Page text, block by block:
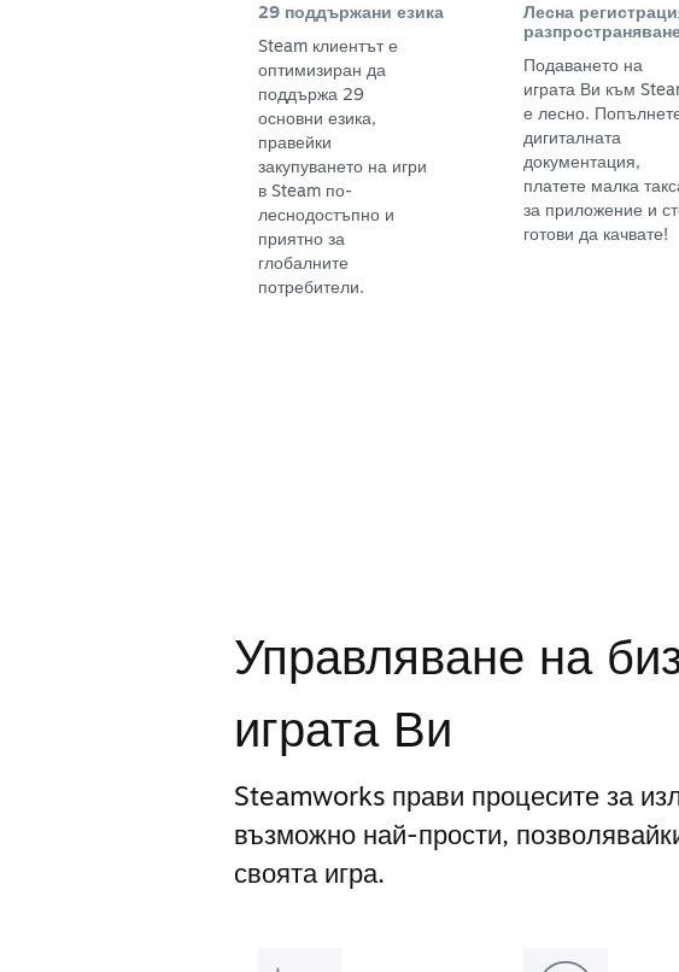
29 поддържани езика
Steam клиентът е
оптимизиран да
поддържа 29
основни езика,
правейки
закупуването на игри
в Steam по-
леснодостъпно и
приятно за
глобалните
потребители.
Лесна
Подаването на
играта Ви към
е лесно.
дигиталната
документация,
платете малка
за приложение и
готови да качвате!
Управляване на
играта Ви
Steamworks прави процесите за
възможно най-прости,
своята игра.